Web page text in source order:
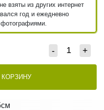
взяты из других интернет
год и ежедневно
- +